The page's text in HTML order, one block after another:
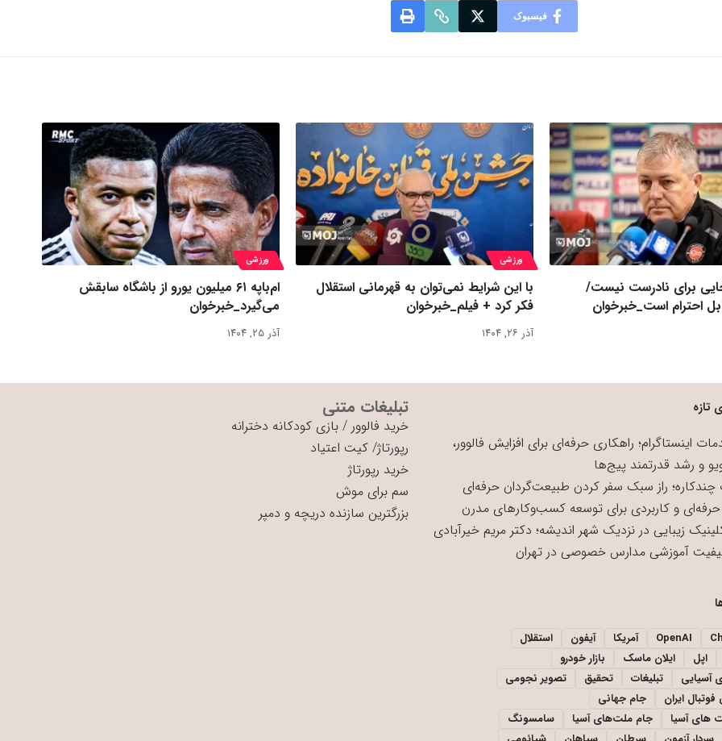
فیسبوک
برای نادرست نیست/
احترام است_خبرخوان
ورزشی
با این شرایط نمی‌توان به قهرمانی استقلال
فکر کرد + فیلم_خبرخوان
آذر ۲۶, ۱۴۰۴
ورزشی
ام‌باپه ۶۱ میلیون یورو از باشگاه سابقش
می‌گیرد_خبرخوان
آذر ۲۵, ۱۴۰۴
تازه
اینستاگرام؛ راهکاری حرفه‌ای برای افزایش فالوور،
و رشد قدرتمند پیج‌ها
چندکاره؛ راز سبک سفر کردن طبیعت‌گردان حرفه‌ای
حرفه‌ای و کاربردی برای توسعه کسب‌وکارهای مدرن
زیبایی در نزدیک شهر اندیشه؛ دکتر مریم خیرآبادی
آموزشی مدارس خصوصی در تهران
تبلیغات متنی
خرید فالوور /بازی کودکانه دخترانه
رپورتاژ/کیت اعتیاد
خرید رپورتاژ
سم برای موش
بزرگترین سازنده دریچه و دمپر
OpenAI آمریکا آیفون
استقلال
اپل
ایلان ماسک
بازار خودرو
آسیایی
تبلیغات تحقیق
تصویر نجومی
ایران
جام جهانی
های آسیا
جام ملت‌های آسیا
سامسونگ